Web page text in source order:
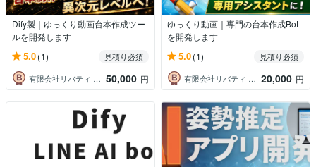
Dify製｜ゆっくり動画台本作成ツー
ルを開発します
5.0(1)
見積り必須
有限会社リバティ 大北章史
50,000 円
ゆっくり動画｜専門の台本作成Bot
を開発します
5.0(1)
見積り必須
有限会社リバティ 大北章史
20,000 円